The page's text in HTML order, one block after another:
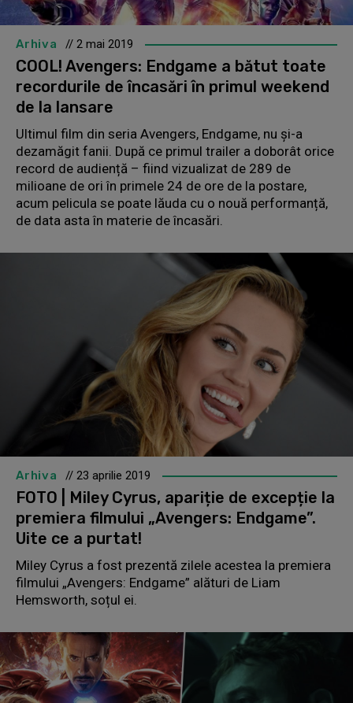
Arhiva // 2 mai 2019
COOL! Avengers: Endgame a bătut toate
recordurile de încasări în primul weekend
de la lansare
Ultimul film din seria Avengers, Endgame, nu și-a
dezamăgit fanii. După ce primul trailer a doborât orice
record de audiență – fiind vizualizat de 289 de
milioane de ori în primele 24 de ore de la postare,
acum pelicula se poate lăuda cu o nouă performanță,
de data asta în materie de încasări.
Arhiva // 23 aprilie 2019
FOTO | Miley Cyrus, apariție de excepție la
premiera filmului „Avengers: Endgame”.
Uite ce a purtat!
Miley Cyrus a fost prezentă zilele acestea la premiera
filmului „Avengers: Endgame” alături de Liam
Hemsworth, soțul ei.